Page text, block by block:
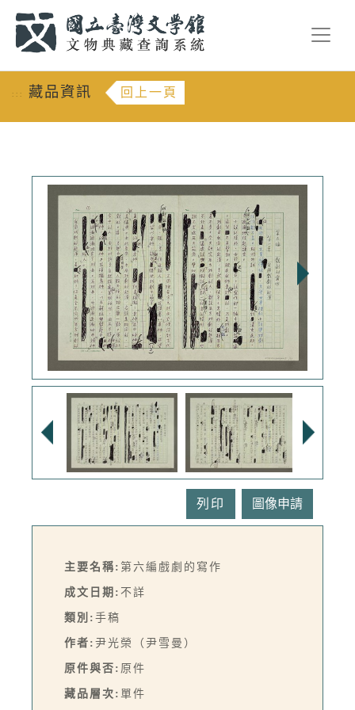
::: 藏品資訊 回上一頁
列印
主要名稱: 第六編戲劇的寫作
成文日期: 不詳
類別: 手稿
作者: 尹光榮（尹雪曼）
原件與否: 原件
藏品層次: 單件